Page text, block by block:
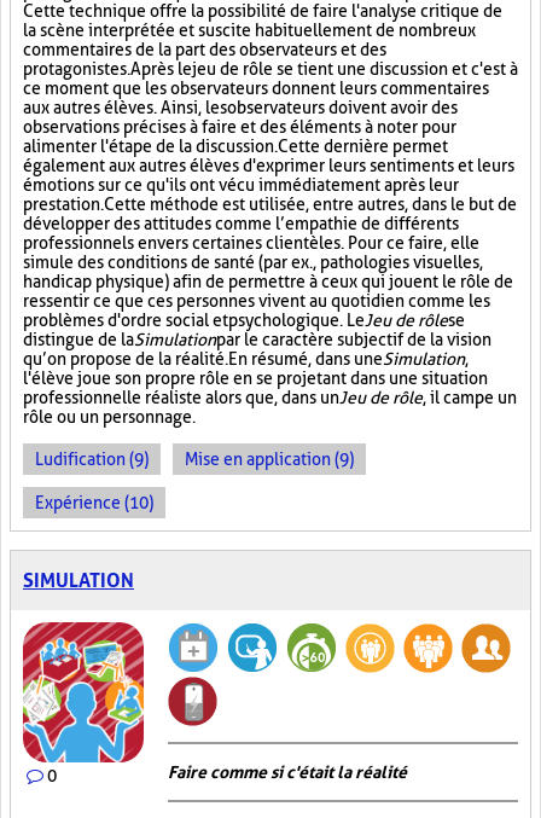
Cette technique offre la possibilité de faire l'analyse critique de
la scène interprétée et suscite habituellement de nombreux
commentaires de la part des observateurs et des
protagonistes. Après le jeu de rôle se tient une discussion et c'est à
ce moment que les observateurs donnent leurs commentaires
aux autres élèves. Ainsi, les observateurs doivent avoir des
observations précises à faire et des éléments à noter pour
alimenter l'étape de la discussion. Cette dernière permet
également aux autres élèves d'exprimer leurs sentiments et leurs
émotions sur ce qu'ils ont vécu immédiatement après leur
prestation. Cette méthode est utilisée, entre autres, dans le but de
développer des attitudes comme l’empathie de différents
professionnels envers certaines clientèles. Pour ce faire, elle
simule des conditions de santé (par ex., pathologies visuelles,
handicap physique) afin de permettre à ceux qui jouent le rôle de
ressentir ce que ces personnes vivent au quotidien comme les
problèmes d'ordre social et psychologique. LeJeu de rôlese
distingue de laSimulationpar le caractère subjectif de la vision
qu’on propose de la réalité. En résumé, dans uneSimulation,
l'élève joue son propre rôle en se projetant dans une situation
professionnelle réaliste alors que, dans unJeu de rôle, il campe un
rôle ou un personnage.
Ludification (9) Mise en application (9)
Expérience (10)
SIMULATION
0 Faire comme si c'était la réalité